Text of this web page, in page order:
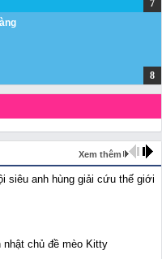
Xem thêm
siêu anh hùng giải cứu thế giới
chủ đề mèo Kitty